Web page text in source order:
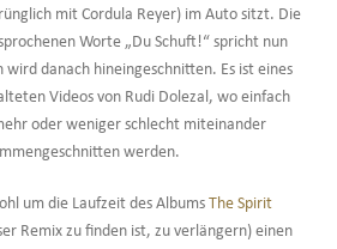
mit Cordula Reyer) im Auto sitzt. Die
Worte „Du Schuft!“ spricht nun
wird danach hineingeschnitten. Es ist eines
Videos von Rudi Dolezal, wo einfach
oder weniger schlecht miteinander
werden.
um die Laufzeit des Albums The Spirit
Remix zu finden ist, zu verlängern) einen